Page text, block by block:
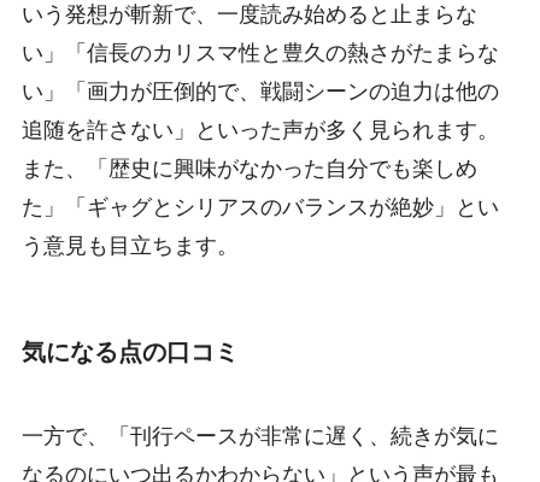
いう発想が斬新で、一度読み始めると止まらな
い」「信長のカリスマ性と豊久の熱さがたまらな
い」「画力が圧倒的で、戦闘シーンの迫力は他の
追随を許さない」といった声が多く見られます。
また、「歴史に興味がなかった自分でも楽しめ
た」「ギャグとシリアスのバランスが絶妙」とい
う意見も目立ちます。
気になる点の口コミ
一方で、「刊行ペースが非常に遅く、続きが気に
なるのにいつ出るかわからない」という声が最も